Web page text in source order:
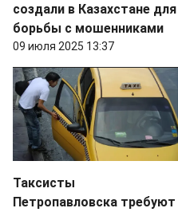
создали в Казахстане для
борьбы с мошенниками
09 июля 2025 13:37
Таксисты
Петропавловска требуют